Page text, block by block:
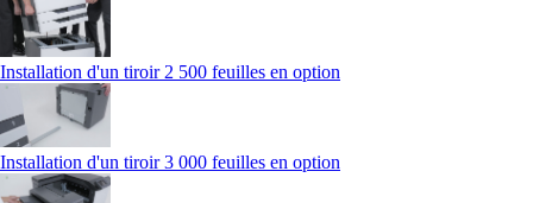
Installation d'un tiroir 2 500 feuilles en option
Installation d'un tiroir 3 000 feuilles en option